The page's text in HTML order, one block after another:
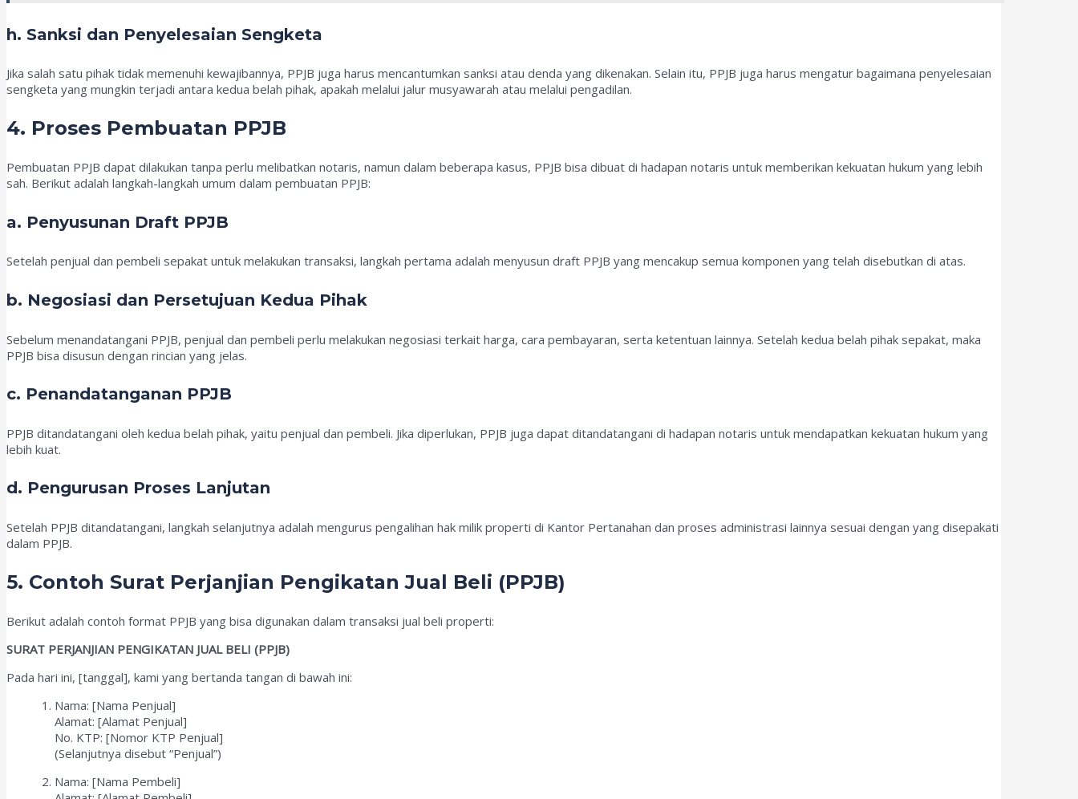
h. Sanksi dan Penyelesaian Sengketa
Jika salah satu pihak tidak memenuhi kewajibannya, PPJB juga harus mencantumkan sanksi atau denda yang dikenakan. Selain itu, PPJB juga harus mengatur bagaimana penyelesaian
sengketa yang mungkin terjadi antara kedua belah pihak, apakah melalui jalur musyawarah atau melalui pengadilan.
4. Proses Pembuatan PPJB
Pembuatan PPJB dapat dilakukan tanpa perlu melibatkan notaris, namun dalam beberapa kasus, PPJB bisa dibuat di hadapan notaris untuk memberikan kekuatan hukum yang lebih
sah. Berikut adalah langkah-langkah umum dalam pembuatan PPJB:
a. Penyusunan Draft PPJB
Setelah penjual dan pembeli sepakat untuk melakukan transaksi, langkah pertama adalah menyusun draft PPJB yang mencakup semua komponen yang telah disebutkan di atas.
b. Negosiasi dan Persetujuan Kedua Pihak
Sebelum menandatangani PPJB, penjual dan pembeli perlu melakukan negosiasi terkait harga, cara pembayaran, serta ketentuan lainnya. Setelah kedua belah pihak sepakat, maka
PPJB bisa disusun dengan rincian yang jelas.
c. Penandatanganan PPJB
PPJB ditandatangani oleh kedua belah pihak, yaitu penjual dan pembeli. Jika diperlukan, PPJB juga dapat ditandatangani di hadapan notaris untuk mendapatkan kekuatan hukum yang
lebih kuat.
d. Pengurusan Proses Lanjutan
Setelah PPJB ditandatangani, langkah selanjutnya adalah mengurus pengalihan hak milik properti di Kantor Pertanahan dan proses administrasi lainnya sesuai dengan yang disepakati
dalam PPJB.
5. Contoh Surat Perjanjian Pengikatan Jual Beli (PPJB)
Berikut adalah contoh format PPJB yang bisa digunakan dalam transaksi jual beli properti:
SURAT PERJANJIAN PENGIKATAN JUAL BELI (PPJB)
Pada hari ini, [tanggal], kami yang bertanda tangan di bawah ini:
Nama: [Nama Penjual]
Alamat: [Alamat Penjual]
No. KTP: [Nomor KTP Penjual]
(Selanjutnya disebut “Penjual”)
Nama: [Nama Pembeli]